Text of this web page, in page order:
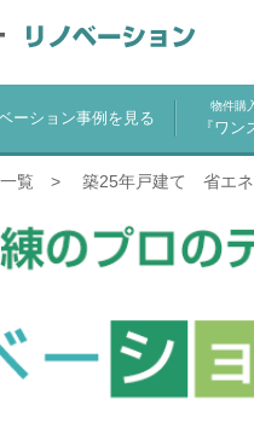
ーション事例を見る
物件購
『ワ
覧 築25年戸建て 省エネ